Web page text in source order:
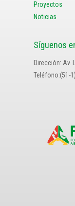
Proyectos
Noticias
Síguenos
Dirección: Av.
Teléfono:(51-